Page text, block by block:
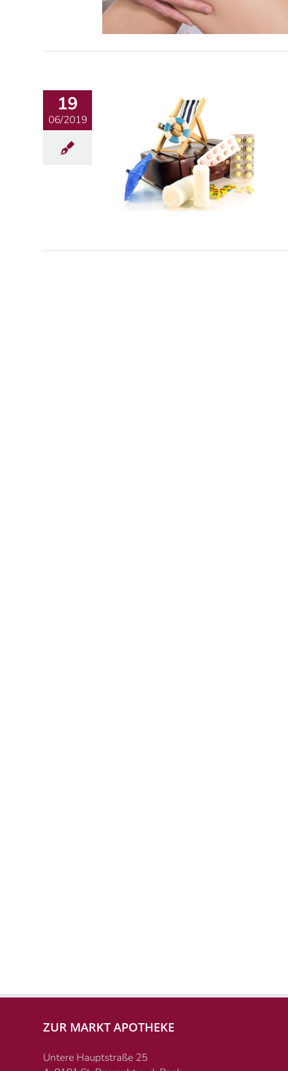
19
06/2019
ZUR MARKT APOTHEKE
Untere Hauptstraße 25